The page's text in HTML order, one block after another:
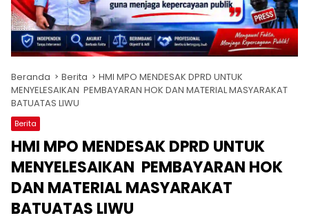
Beranda Berita
HMI MPO MENDESAK DPRD UNTUK
MENYELESAIKAN PEMBAYARAN HOK DAN MATERIAL MASYARAKAT
BATUATAS LIWU
Berita
HMI MPO MENDESAK DPRD UNTUK
MENYELESAIKAN PEMBAYARAN HOK
DAN MATERIAL MASYARAKAT
BATUATAS LIWU